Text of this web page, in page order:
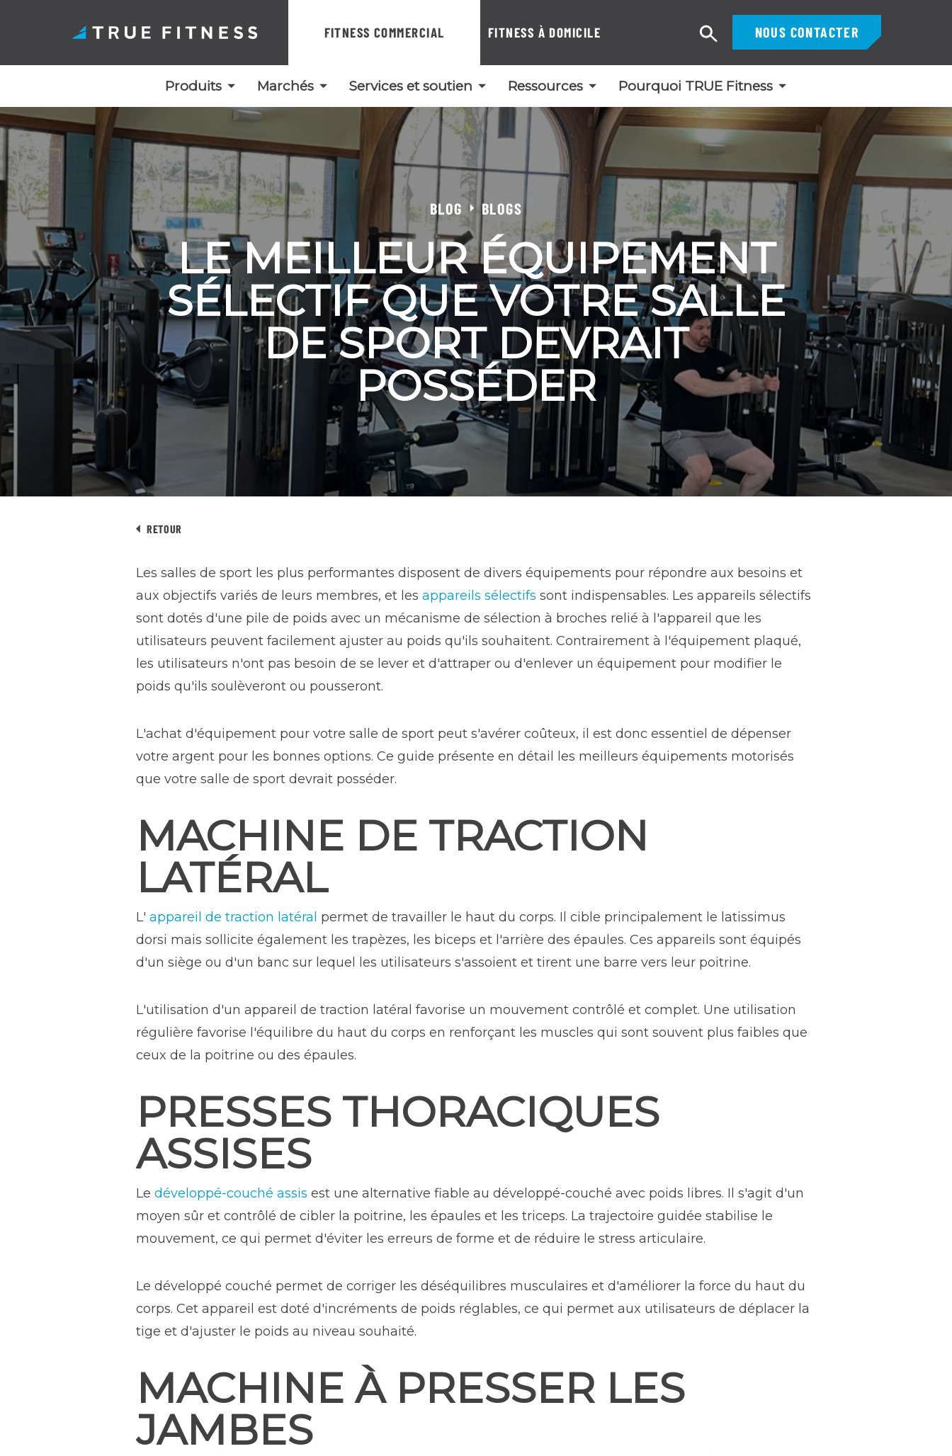
Skip
content
FITNESS COMMERCIAL FITNESS À DOMICILE
Produits Marchés Services et soutien Ressources Pourquoi TRUE Fitness
NOUS CONTACTER
Recherche
BLOG BLOGS
LE MEILLEUR ÉQUIPEMENT
SÉLECTIF QUE VOTRE SALLE
DE SPORT DEVRAIT
POSSÉDER
RETOUR
Les salles de sport les plus performantes disposent de divers équipements pour répondre aux besoins et
aux objectifs variés de leurs membres, et les appareils sélectifs sont indispensables. Les appareils sélectifs
sont dotés d'une pile de poids avec un mécanisme de sélection à broches relié à l'appareil que les
utilisateurs peuvent facilement ajuster au poids qu'ils souhaitent. Contrairement à l'équipement plaqué,
les utilisateurs n'ont pas besoin de se lever et d'attraper ou d'enlever un équipement pour modifier le
poids qu'ils soulèveront ou pousseront.
L'achat d'équipement pour votre salle de sport peut s'avérer coûteux, il est donc essentiel de dépenser
votre argent pour les bonnes options. Ce guide présente en détail les meilleurs équipements motorisés
que votre salle de sport devrait posséder.
MACHINE DE TRACTION
LATÉRAL
L' appareil de traction latéral permet de travailler le haut du corps. Il cible principalement le latissimus
dorsi mais sollicite également les trapèzes, les biceps et l'arrière des épaules. Ces appareils sont équipés
d'un siège ou d'un banc sur lequel les utilisateurs s'assoient et tirent une barre vers leur poitrine.
L'utilisation d'un appareil de traction latéral favorise un mouvement contrôlé et complet. Une utilisation
régulière favorise l'équilibre du haut du corps en renforçant les muscles qui sont souvent plus faibles que
ceux de la poitrine ou des épaules.
PRESSES THORACIQUES
ASSISES
Le développé-couché assis est une alternative fiable au développé-couché avec poids libres. Il s'agit d'un
moyen sûr et contrôlé de cibler la poitrine, les épaules et les triceps. La trajectoire guidée stabilise le
mouvement, ce qui permet d'éviter les erreurs de forme et de réduire le stress articulaire.
Le développé couché permet de corriger les déséquilibres musculaires et d'améliorer la force du haut du
corps. Cet appareil est doté d'incréments de poids réglables, ce qui permet aux utilisateurs de déplacer la
tige et d'ajuster le poids au niveau souhaité.
MACHINE À PRESSER LES
JAMBES